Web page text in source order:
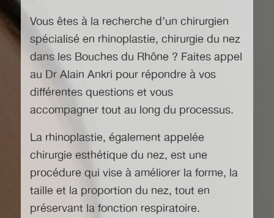
Vous êtes à la recherche d’un chirurgien
spécialisé en rhinoplastie, chirurgie du nez
dans les Bouches du Rhône? Faites appel
au Dr Alain Ankri pour répondre à vos
différentes questions et vous
accompagner tout au long du processus.
La rhinoplastie, également appelée
chirurgie esthétique du nez, est une
procédure qui vise à améliorer la forme, la
taille et la proportion du nez, tout en
préservant la fonction respiratoire.